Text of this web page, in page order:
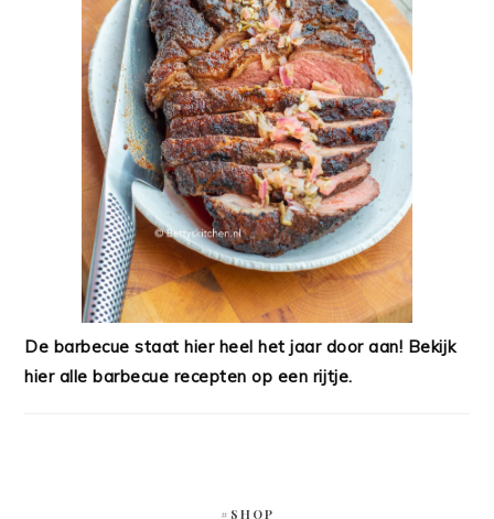
De barbecue staat hier heel het jaar door aan! Bekijk
hier alle barbecue recepten op een rijtje.
#SHOP